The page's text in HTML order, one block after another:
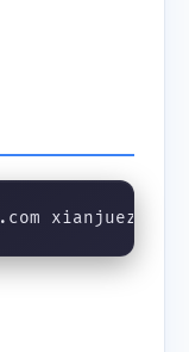
xianjuezhe.fr